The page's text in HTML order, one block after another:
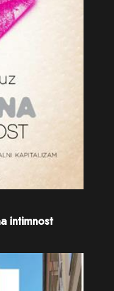
intimnost